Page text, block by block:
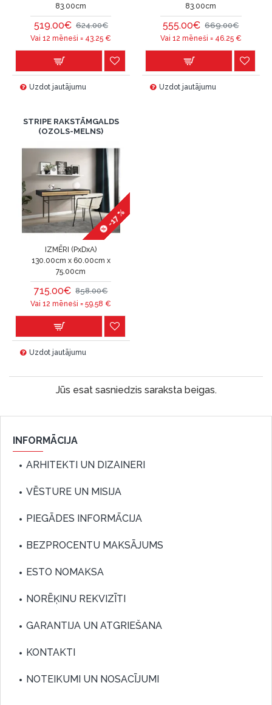
83.00cm
519.00€ 624.00€
Vai 12 mēneši = 43.25 €
Uzdot jautājumu
83.00cm
555.00€ 669.00€
Vai 12 mēneši = 46.25€
Uzdot jautājumu
STRIPE RAKSTĀMGALDS
(OZOLS-MELNS)
-17 %
IZMĒRI (PxDxA)
130.00cm x 60.00cm x
75.00cm
715.00€ 858.00€
Vai 12 mēneši =59.58 €
Uzdot jautājumu
Jūs esat sasniedzis saraksta beigas.
INFORMĀCIJA
ARHITEKTI UN DIZAINERI
VĒSTURE UN MISIJA
PIEGĀDES INFORMĀCIJA
BEZPROCENTU MAKSĀJUMS
ESTO NOMAKSA
NORĒĶINU REKVIZĪTI
GARANTIJA UN ATGRIEŠANA
KONTAKTI
NOTEIKUMI UN NOSACĪJUMI